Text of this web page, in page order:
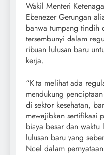
Wakil Menteri
Ebenezer Gerungan
bahwa tumpang tindih
tersembunyi dalam
ribuan lulusan baru
kerja.
“Kita melihat ada
mendukung
di sektor kesehatan,
mewajibkan sertifikasi
biaya besar dan waktu
lulusan baru yang
Noel dalam